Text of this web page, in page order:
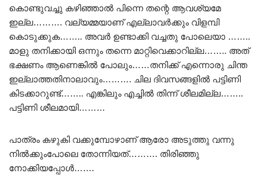
കൊണ്ടുവച്ചു കഴിഞ്ഞാൽ പിന്നെ തന്റെ ആവശ്യമേ
ഇല്ല………. വല്യമ്മയാണ് എല്ലാവർക്കും വിളമ്പി
കൊടുക്കുക…….. അവർ ഉണ്ടാക്കി വച്ചതു പോലെയാ ……..
മാളു തനിക്കായി ഒന്നും തന്നെ മാറ്റിവെക്കാറില്ല…….. അത്
ഭക്ഷണം ആണെങ്കിൽ പോലും……തനിക്ക് എന്നൊരു ചിന്ത
ഇല്ലാത്തതിനാലാവും………. ചില ദിവസങ്ങളിൽ പട്ടിണി
കിടക്കാറുണ്ട്…….. എങ്കിലും എച്ചിൽ തിന്ന് ശീലമില്ല……..
പട്ടിണി ശീലമായി………
പാത്രം കഴുകി വക്കുമ്പോഴാണ് ആരോ അടുത്തു വന്നു
നിൽക്കുംപോലെ തോന്നിയത്………. തിരിഞ്ഞു
നോക്കിയപ്പോൾ…….